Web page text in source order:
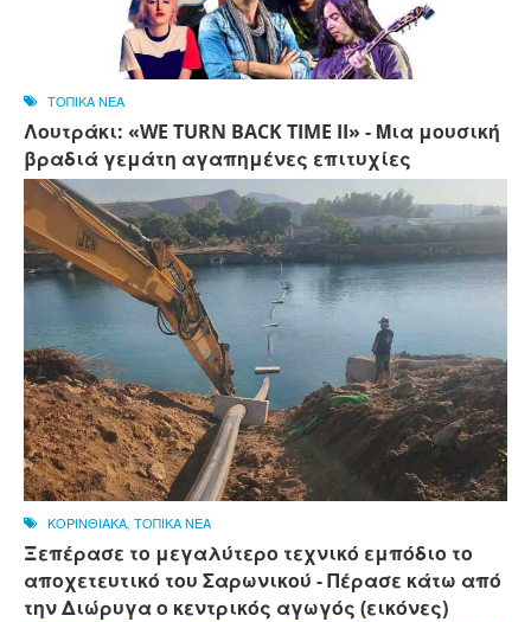
ΤΟΠΙΚΑ ΝΕΑ
Λουτράκι: «WE TURN BACK TIME II» - Μια μουσική
βραδιά γεμάτη αγαπημένες επιτυχίες
ΚΟΡΙΝΘΙΑΚΑ ΤΟΠΙΚΑ ΝΕΑ
Ξεπέρασε το μεγαλύτερο τεχνικό εμπόδιο το
αποχετευτικό του Σαρωνικού - Πέρασε κάτω από
την Διώρυγα ο κεντρικός αγωγός (εικόνες)